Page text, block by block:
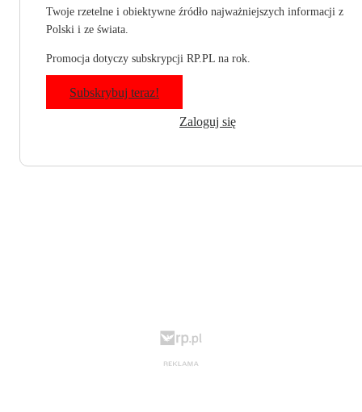
Twoje rzetelne i obiektywne źródło najważniejszych informacji z
Polski i ze świata.
Promocja dotyczy subskrypcji RP.PL na rok.
Subskrybuj teraz!
Zaloguj się